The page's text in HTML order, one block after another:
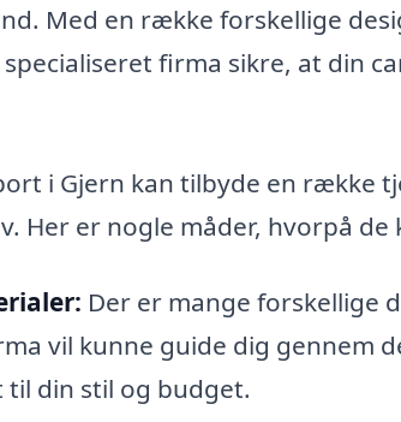
Med en række forskellige
firma sikre, at din
i Gjern kan tilbyde en række
Her er nogle måder, hvorpå de
Der er mange forskellige
vil kunne guide dig gennem
din stil og budget.